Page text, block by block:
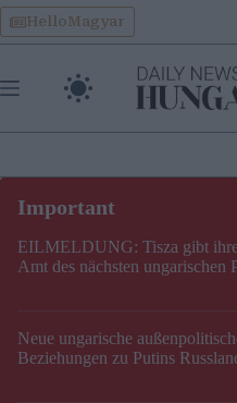
Skip
to
content
HelloMagyar
EILMELDUNG: Tisza gibt
Amt des nächsten ungarischen
Neue ungarische
Beziehungen zu Putins